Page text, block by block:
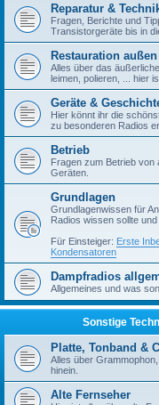
Reparatur &
Fragen, Berichte und
Transistorgeräte bis in
Restauration außen
Alles über das
leimen, polieren, ... hier
Geräte &
Hier könnt ihr die
zu besonderen Radios
Betrieb
Fragen zum Betrieb von
Geräten.
Grundlagen
Grundlagenwissen für
Radios wissen sollte und
Für Einsteiger: Erste
Kondensatoren
Dampfradios
Allgemeines und was
Sonstige
Platte, Tonband &
Alles über
hinein.
Alte Fernseher